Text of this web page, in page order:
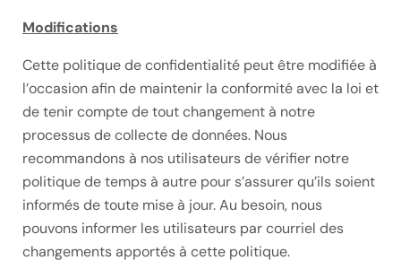
Modifications
Cette politique de confidentialité peut être modifiée à
l’occasion afin de maintenir la conformité avec la loi et
de tenir compte de tout changement à notre
processus de collecte de données. Nous
recommandons à nos utilisateurs de vérifier notre
politique de temps à autre pour s’assurer qu’ils soient
informés de toute mise à jour. Au besoin, nous
pouvons informer les utilisateurs par courriel des
changements apportés à cette politique.